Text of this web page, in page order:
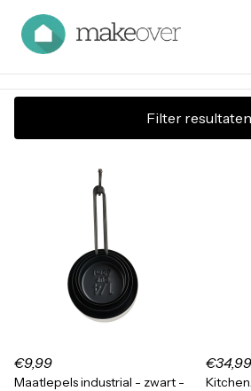
Filter resultaten
€9,99
Maatlepels industrial - zwart -
€34,99